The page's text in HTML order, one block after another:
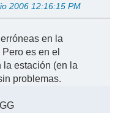
2006 12:16:15 PM
en la
es en el
la estación (en la
problemas.